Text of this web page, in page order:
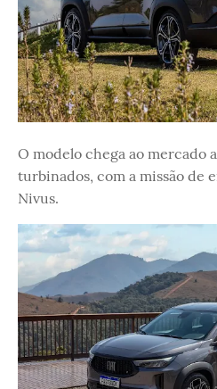
O modelo chega ao mercado
turbinados, com a missão de
Nivus.